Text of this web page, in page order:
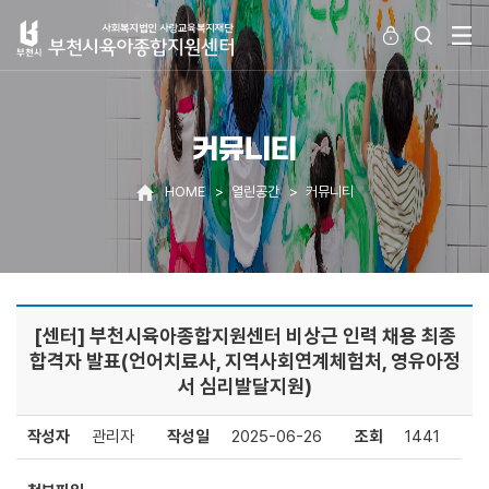
커뮤니티
HOME 열린공간 커뮤니티
[센터] 부천시육아종합지원센터 비상근 인력 채용 최종
합격자 발표(언어치료사, 지역사회연계체험처, 영유아정
서 심리발달지원)
작성자 관리자 작성일 2025-06-26 조회 1441